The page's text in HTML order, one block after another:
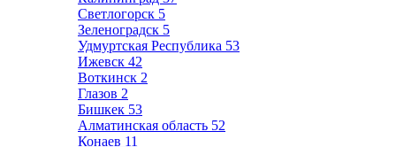
Светлогорск 5
Зеленоградск 5
Удмуртская Республика 53
Ижевск 42
Воткинск 2
Глазов 2
Бишкек 53
Алматинская область 52
Конаев 11